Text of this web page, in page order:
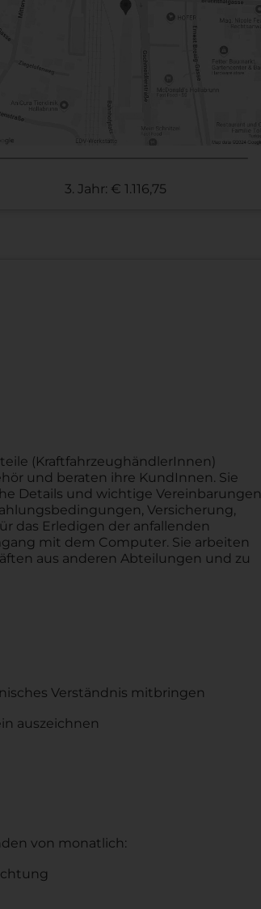
3. Jahr: € 1.116,75
(KraftfahrzeughändlerInnen)
und beraten ihre KundInnen. Sie
Details und wichtige Vereinbarungen
Versicherung,
das Erledigen der anfallenden
mit dem Computer. Sie arbeiten
aus anderen Abteilungen und zu
Verständnis mitbringen
auszeichnen
von monatlich: